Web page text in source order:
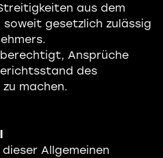
aus dem
gesetzlich zulässig
Ansprüche
des
machen.
Allgemeinen